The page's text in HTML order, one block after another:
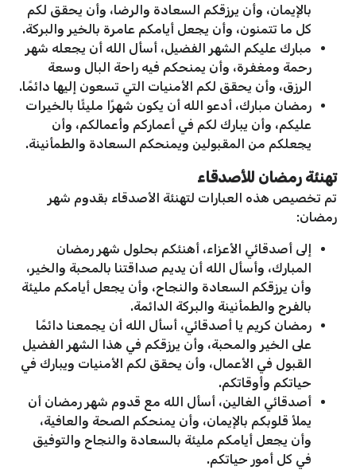
بالإيمان، وأن يرزقكم السعادة والرضا، وأن يحقق لكم
كل ما تتمنون، وأن يجعل أيامكم عامرة بالخير والبركة.
مبارك عليكم الشهر الفضيل، أسأل الله أن يجعله شهر
رحمة ومغفرة، وأن يمنحكم فيه راحة البال وسعة
الرزق، وأن يحقق لكم الأمنيات التي تسعون إليها دائمًا.
رمضان مبارك، أدعو الله أن يكون شهرًا مليئًا بالخيرات
عليكم، وأن يبارك لكم في أعماركم وأعمالكم، وأن
يجعلكم من المقبولين ويمنحكم السعادة والطمأنينة.
تهنئة رمضان للأصدقاء
تم تخصيص هذه العبارات لتهنئة الأصدقاء بقدوم شهر
رمضان:
إلى أصدقائي الأعزاء، أهنئكم بحلول شهر رمضان
المبارك، وأسأل الله أن يديم صداقتنا بالمحبة والخير،
وأن يرزقكم السعادة والنجاح، وأن يجعل أيامكم مليئة
بالفرح والطمأنينة والبركة الدائمة.
رمضان كريم يا أصدقائي، أسأل الله أن يجمعنا دائمًا
على الخير والمحبة، وأن يرزقكم في هذا الشهر الفضيل
القبول في الأعمال، وأن يحقق لكم الأمنيات ويبارك في
حياتكم وأوقاتكم.
أصدقائي الغالين، أسأل الله مع قدوم شهر رمضان أن
يملأ قلوبكم بالإيمان، وأن يمنحكم الصحة والعافية،
وأن يجعل أيامكم مليئة بالسعادة والنجاح والتوفيق
في كل أمور حياتكم.